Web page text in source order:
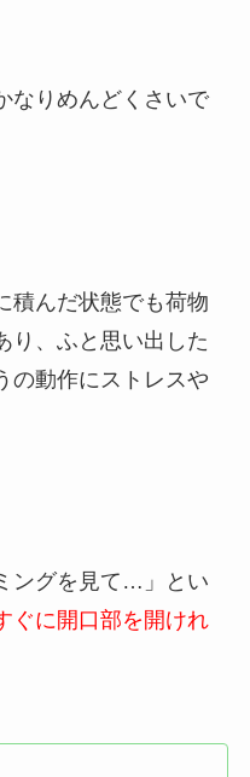
なりめんどくさいで
積んだ状態でも荷物
り、ふと思い出した
の動作にストレスや
ングを見て…」とい
ぐに開口部を開けれ